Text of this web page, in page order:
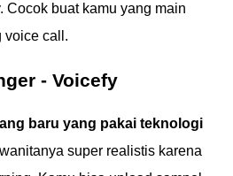
Cocok buat kamu yang main
voice call.
- Voicefy
baru yang pakai teknologi
super realistis karena